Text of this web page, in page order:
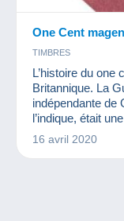
One Cent
TIMBRES
L’histoire du
Britannique. La
indépendante de
l’indique, était
territoire est le
16 avril 2020